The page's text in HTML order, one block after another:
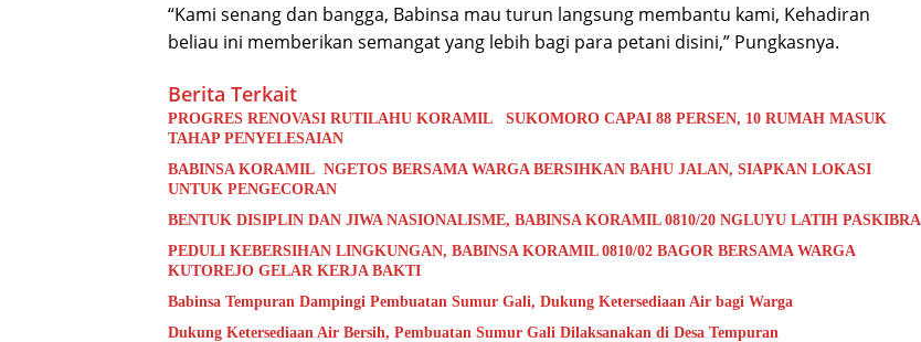
“Kami senang dan bangga, Babinsa mau turun langsung membantu kami, Kehadiran
beliau ini memberikan semangat yang lebih bagi para petani disini,” Pungkasnya.
Berita Terkait
PROGRES RENOVASI RUTILAHU KORAMIL SUKOMORO CAPAI 88 PERSEN, 10 RUMAH MASUK
TAHAP PENYELESAIAN
BABINSA KORAMIL NGETOS BERSAMA WARGA BERSIHKAN BAHU JALAN, SIAPKAN LOKASI
UNTUK PENGECORAN
BENTUK DISIPLIN DAN JIWA NASIONALISME, BABINSA KORAMIL 0810/20 NGLUYU LATIH PASKIBRA
PEDULI KEBERSIHAN LINGKUNGAN, BABINSA KORAMIL 0810/02 BAGOR BERSAMA WARGA
KUTOREJO GELAR KERJA BAKTI
Babinsa Tempuran Dampingi Pembuatan Sumur Gali, Dukung Ketersediaan Air bagi Warga
Dukung Ketersediaan Air Bersih, Pembuatan Sumur Gali Dilaksanakan di Desa Tempuran